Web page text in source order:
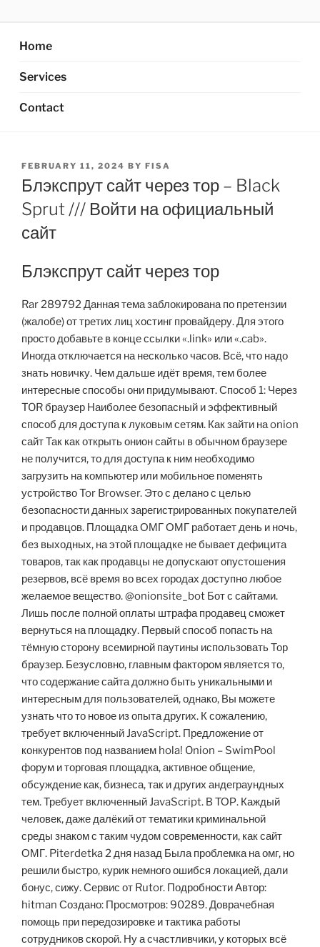
content
Home
Services
Contact
POSTED
ON
FEBRUARY 11, 2024 BY FISA
Блэкспрут сайт через тор – Black
Sprut /// Войти на официальный
сайт
Блэкспрут сайт через тор
Rar 289792 Данная тема заблокирована по претензии
(жалобе) от третих лиц хостинг провайдеру. Для этого
просто добавьте в конце ссылки «.link» или «.cab».
Иногда отключается на несколько часов. Всё, что надо
знать новичку. Чем дальше идёт время, тем более
интересные способы они придумывают. Способ 1: Через
TOR браузер Наиболее безопасный и эффективный
способ для доступа к луковым сетям. Как зайти на onion
сайт Так как открыть онион сайты в обычном браузере
не получится, то для доступа к ним необходимо
загрузить на компьютер или мобильное поменять
устройство Tor Browser. Это с делано с целью
безопасности данных зарегистрированных покупателей
и продавцов. Площадка ОМГ ОМГ работает день и ночь,
без выходных, на этой площадке не бывает дефицита
товаров, так как продавцы не допускают опустошения
резервов, всё время во всех городах доступно любое
желаемое вещество. @onionsite_bot Бот с сайтами.
Лишь после полной оплаты штрафа продавец сможет
вернуться на площадку. Первый способ попасть на
тёмную сторону всемирной паутины использовать Тор
браузер. Безусловно, главным фактором является то,
что содержание сайта должно быть уникальными и
интересным для пользователей, однако, Вы можете
узнать что то новое из опыта других. К сожалению,
требует включенный JavaScript. Предложение от
конкурентов под названием hola! Onion – SwimPool
форум и торговая площадка, активное общение,
обсуждение как, бизнеса, так и других андеграундных
тем. Требует включенный JavaScript. В ТОР. Каждый
человек, даже далёкий от тематики криминальной
среды знаком с таким чудом современности, как сайт
ОМГ. Piterdetka 2 дня назад Была проблемка на омг, но
решили быстро, курик немного ошибся локацией, дали
бонус, сижу. Сервис от Rutor. Подробности Автор:
hitman Создано: Просмотров: 90289. Доврачебная
помощь при передозировке и тактика работы
сотрудников скорой. Ну а счастливчики, у которых всё